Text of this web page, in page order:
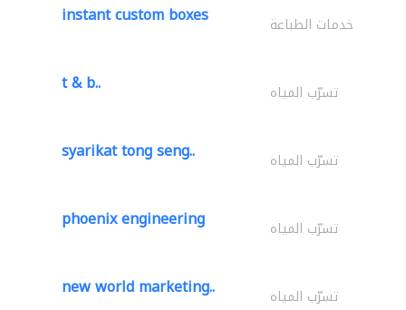
instant custom boxes خدمات الطباعة
t & b.. تسرّب المياه
syarikat tong seng.. تسرّب المياه
phoenix engineering تسرّب المياه
new world marketing.. تسرّب المياه